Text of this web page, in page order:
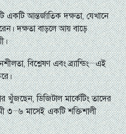
একটি আন্তর্জাতিক দক্ষতা, যেখানে
দক্ষতা বাড়লে আয় বাড়ে
বিশ্লেষণ এবং ব্র্যান্ডিং—এই
খুঁজছেন, ডিজিটাল মার্কেটিং তাদের
মাসেই একটি শক্তিশালী